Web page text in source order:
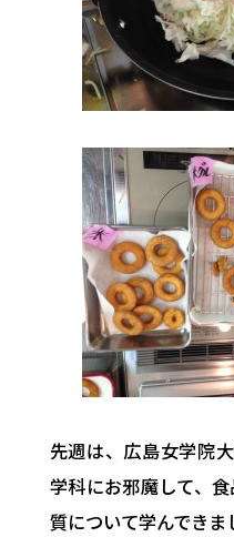
先週は、広島女学院
学科にお邪魔して、
質について学んできま